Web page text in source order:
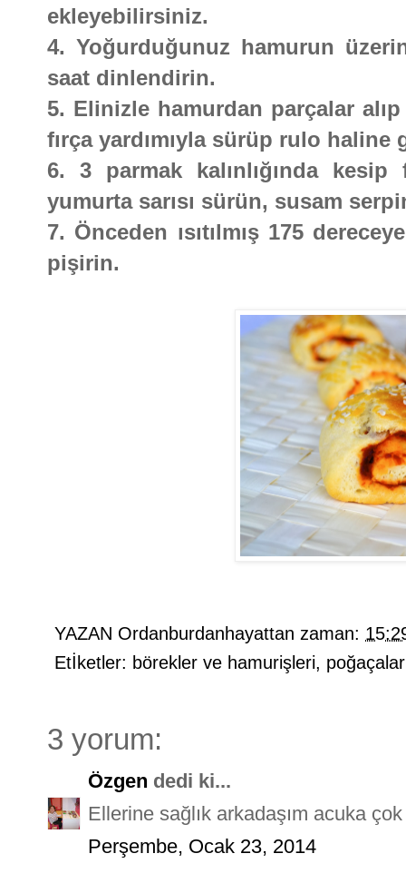
ekleyebilirsiniz.
4. Yoğurduğunuz hamurun
saat dinlendirin.
5. Elinizle hamurdan parçalar
fırça yardımıyla sürüp rulo haline
6. 3 parmak kalınlığında kesip
yumurta sarısı sürün, susam
7. Önceden ısıtılmış 175
pişirin.
YAZAN Ordanburdanhayattan zaman:
Etİketler: börekler ve hamurişleri, poğaçalar
3 yorum:
Özgen dedi ki...
Ellerine sağlık arkadaşım acuka
Perşembe, Ocak 23, 2014